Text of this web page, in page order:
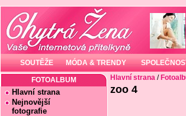
SOUTĚŽE MÓDA & TRENDY
FOTOALBUM
Hlavní strana
Nejnovější
fotografie
Hlavní strana /
zoo 4